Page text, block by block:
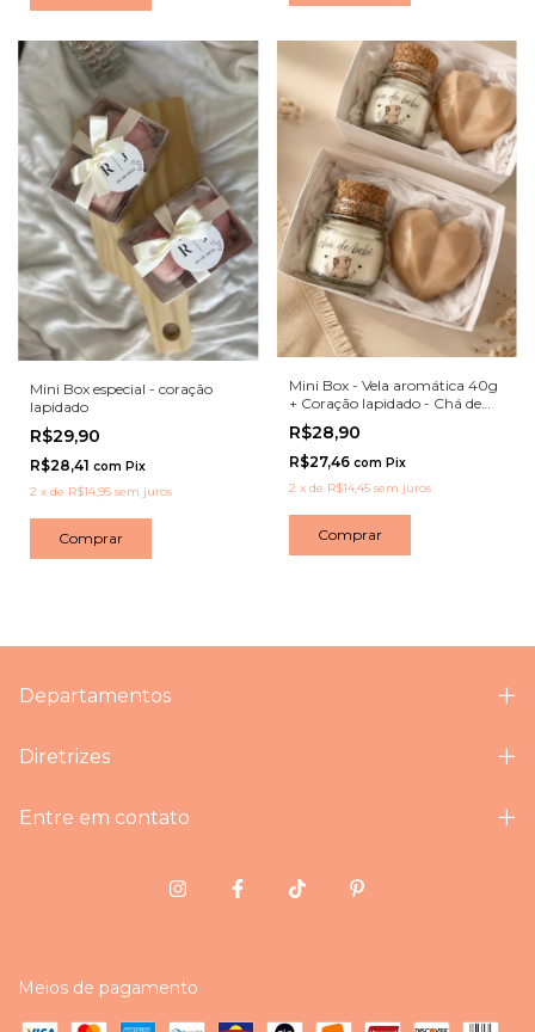
Mini Box especial - coração
lapidado
R$29,90
R$28,41 com Pix
2 x de R$14,95 sem juros
Comprar
Mini Box - Vela aromática 40g
+ Coração lapidado - Chá de
bebê / Maternidade
R$28,90
R$27,46 com Pix
2 x de R$14,45 sem juros
Comprar
Departamentos
Diretrizes
Entre em contato
Meios de pagamento